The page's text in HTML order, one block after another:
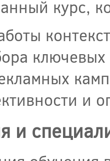
курс,
ключевых
и
и